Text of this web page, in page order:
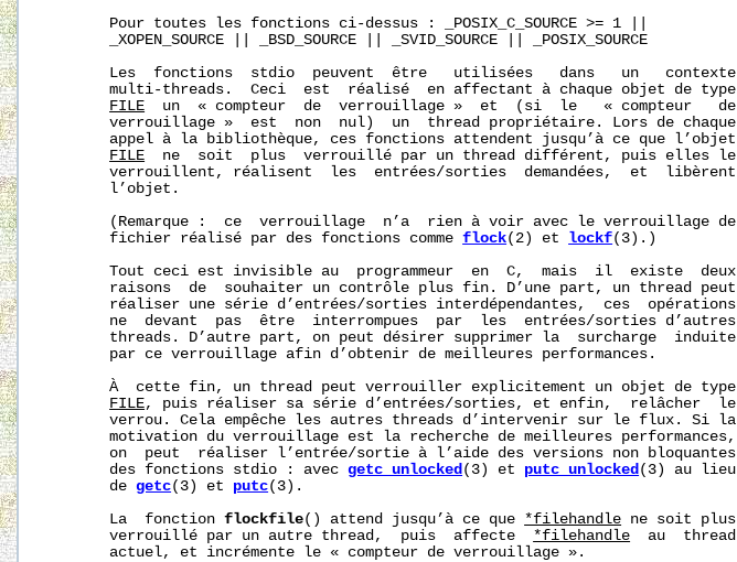
       Pour toutes les fonctions ci-dessus : _POSIX_C_SOURCE >= 1 ||
       _XOPEN_SOURCE || _BSD_SOURCE || _SVID_SOURCE || _POSIX_SOURCE
       Les  fonctions  stdio  peuvent  être   utilisées   dans   un   contexte
       multi-threads.  Ceci  est  réalisé  en affectant à chaque objet de type
FILE
  un  « compteur  de  verrouillage »  et  (si  le   « compteur   de
       verrouillage »  est  non  nul)  un  thread propriétaire. Lors de chaque
       appel à la bibliothèque, ces fonctions attendent jusqu’à ce que l’objet
FILE
  ne  soit  plus  verrouillé par un thread différent, puis elles le
       verrouillent, réalisent  les  entrées/sorties  demandées,  et  libèrent
       l’objet.
       (Remarque :  ce  verrouillage  n’a  rien à voir avec le verrouillage de
       fichier réalisé par des fonctions comme
flock(2) et lockf(3).)
       Tout ceci est invisible au  programmeur  en  C,  mais  il  existe  deux
       raisons  de  souhaiter un contrôle plus fin. D’une part, un thread peut
       réaliser une série d’entrées/sorties interdépendantes,  ces  opérations
       ne  devant  pas  être  interrompues  par  les  entrées/sorties d’autres
       threads. D’autre part, on peut désirer supprimer la  surcharge  induite
       par ce verrouillage afin d’obtenir de meilleures performances.
       À  cette fin, un thread peut verrouiller explicitement un objet de type
FILE, puis réaliser sa série d’entrées/sorties, et enfin,  relâcher  le
       verrou. Cela empêche les autres threads d’intervenir sur le flux. Si la
       motivation du verrouillage est la recherche de meilleures performances,
       on  peut  réaliser l’entrée/sortie à l’aide des versions non bloquantes
       des fonctions stdio : avec
getc_unlocked (3) et putc_unlocked (3) au lieu
       de
getc(3) et putc(3).
       La  fonction
flockfile() attend jusqu’à ce que *filehandle ne soit plus
       verrouillé par un autre thread,  puis  affecte
*filehandle
  au  thread
       actuel, et incrémente le « compteur de verrouillage ».